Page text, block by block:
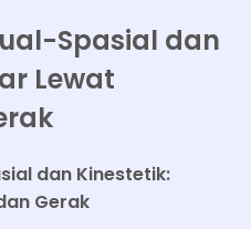
Spasial dan
Lewat
dan Kinestetik:
Gerak